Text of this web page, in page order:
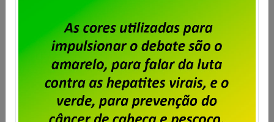
Saiba mais